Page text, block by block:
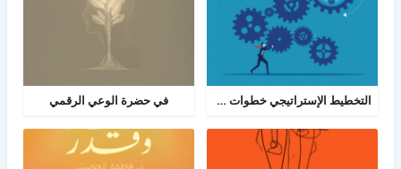
التخطيط الإستراتيجي خطوات ومعرفة: الدليل الإرشادي والبرنامج العملي للتخطيط في حضرة الوعي الرقمي